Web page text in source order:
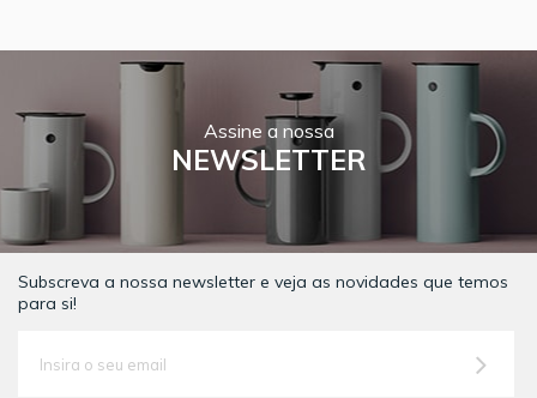
Assine a nossa
NEWSLETTER
Subscreva a nossa newsletter e veja as novidades que temos
para si!